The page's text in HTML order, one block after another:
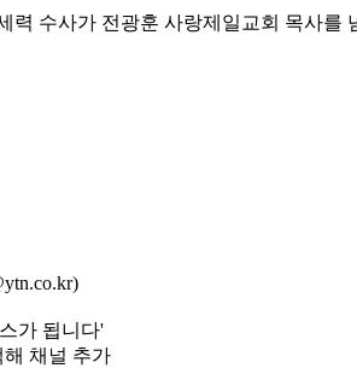
력 수사가 전광훈 사랑제일교회 목사
가 됩니다'
채널 추가